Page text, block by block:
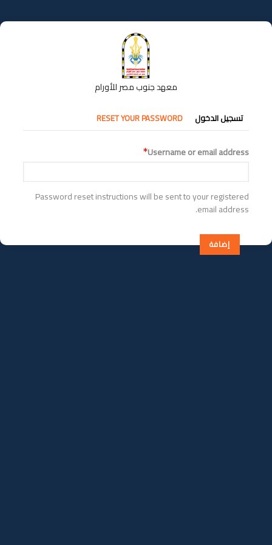
إلى
المحتوى
معهد جنوب مصر للأورام
التبويبات
الأساسية
تسجيل الدخول RESET YOUR PASSWORD
Username or email address
Password reset instructions will be sent to your registered
email address.